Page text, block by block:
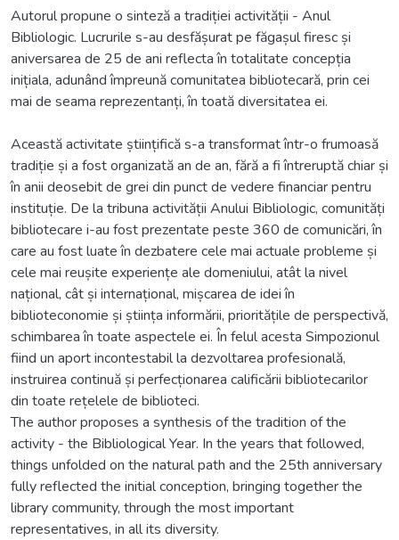
Autorul propune o sinteză a tradiției activității - Anul
Bibliologic. Lucrurile s-au desfășurat pe făgașul firesc și
aniversarea de 25 de ani reflecta în totalitate concepția
inițiala, adunând împreună comunitatea bibliotecară, prin cei
mai de seama reprezentanți, în toată diversitatea ei.
Această activitate științifică s-a transformat într-o frumoasă
tradiție și a fost organizată an de an, fără a fi întreruptă chiar și
în anii deosebit de grei din punct de vedere financiar pentru
instituție. De la tribuna activității Anului Bibliologic, comunități
bibliotecare i-au fost prezentate peste 360 de comunicări, în
care au fost luate în dezbatere cele mai actuale probleme și
cele mai reușite experiențe ale domeniului, atât la nivel
național, cât și internațional, mișcarea de idei în
biblioteconomie și știința informării, prioritățile de perspectivă,
schimbarea în toate aspectele ei. În felul acesta Simpozionul
fiind un aport incontestabil la dezvoltarea profesională,
instruirea continuă și perfecționarea calificării bibliotecarilor
din toate rețelele de biblioteci.
The author proposes a synthesis of the tradition of the
activity - the Bibliological Year. In the years that followed,
things unfolded on the natural path and the 25th anniversary
fully reflected the initial conception, bringing together the
library community, through the most important
representatives, in all its diversity.